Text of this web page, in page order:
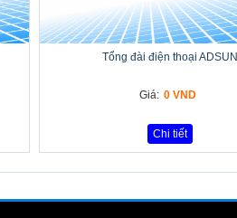
Tổng đài điện thoại ADSUN
Giá: 0 VND
Chi tiết